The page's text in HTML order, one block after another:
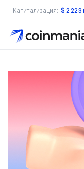
Капитализация: $ 2